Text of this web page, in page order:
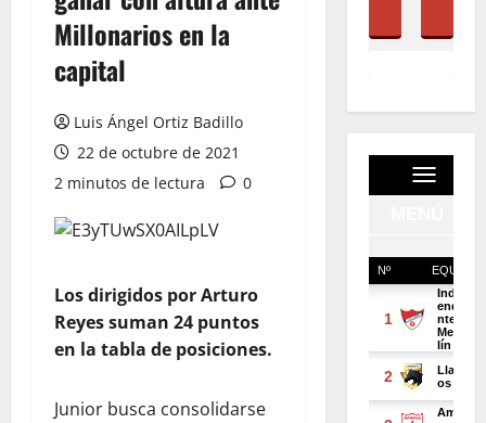
Millonarios en la
capital
Luis Ángel Ortiz Badillo
22 de octubre de 2021
2 minutos de lectura
0
Los dirigidos por Arturo
Reyes suman 24 puntos
en la tabla de posiciones.
Junior busca consolidarse